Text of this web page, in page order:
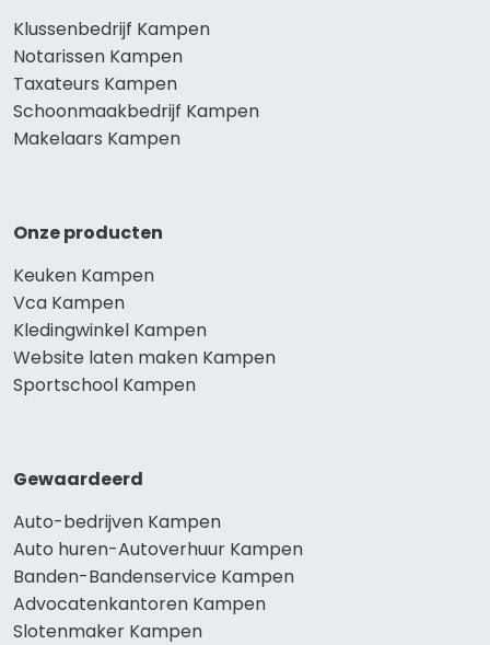
Klussenbedrijf Kampen
Notarissen Kampen
Taxateurs Kampen
Schoonmaakbedrijf Kampen
Makelaars Kampen
Onze producten
Keuken Kampen
Vca Kampen
Kledingwinkel Kampen
Website laten maken Kampen
Sportschool Kampen
Gewaardeerd
Auto-bedrijven Kampen
Auto huren-Autoverhuur Kampen
Banden-Bandenservice Kampen
Advocatenkantoren Kampen
Slotenmaker Kampen